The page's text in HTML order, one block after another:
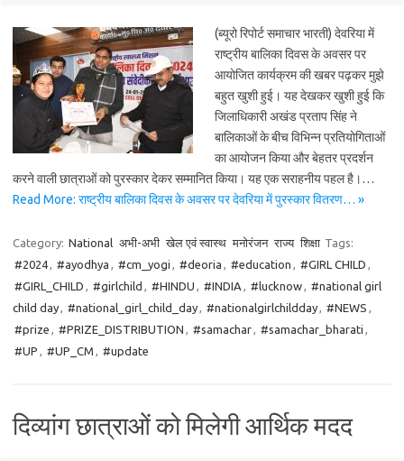
(ब्यूरो रिपोर्ट समाचार भारती) देवरिया में
राष्ट्रीय बालिका दिवस के अवसर पर
आयोजित कार्यक्रम की खबर पढ़कर मुझे
बहुत खुशी हुई। यह देखकर खुशी हुई कि
जिलाधिकारी अखंड प्रताप सिंह ने
बालिकाओं के बीच विभिन्न प्रतियोगिताओं
का आयोजन किया और बेहतर प्रदर्शन
करने वाली छात्राओं को पुरस्कार देकर सम्मानित किया। यह एक सराहनीय पहल है।…
Read More: राष्ट्रीय बालिका दिवस के अवसर पर देवरिया में पुरस्कार वितरण… »
Category: National अभी-अभी खेल एवं स्वास्थ मनोरंजन राज्य शिक्षा Tags:
#2024, #ayodhya , #cm_yogi , #deoria , #education , #GIRL CHILD ,
#GIRL_CHILD , #girlchild , #HINDU , #INDIA , #lucknow, #national girl
child day, #national_girl_child_day, #nationalgirlchildday, #NEWS ,
#prize , #PRIZE_DISTRIBUTION , #samachar, #samachar_bharati ,
#UP , #UP_CM , #update
दिव्यांग छात्राओं को मिलेगी आर्थिक मदद